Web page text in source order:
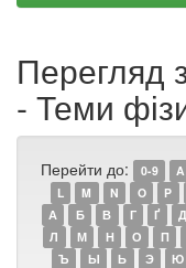
Перегляд
- Теми
Перейти до: 0-9 A
L
M N O P
А
Б В Г Ґ Д
Л
М Н О П
Ъ
Ы Ь Э Ю